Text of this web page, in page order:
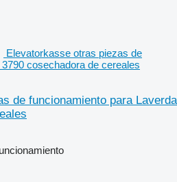
Elevatorkasse otras piezas de
cosechadora de cereales
de funcionamiento para Laverda